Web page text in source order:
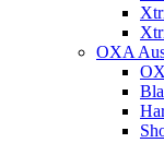
OXA